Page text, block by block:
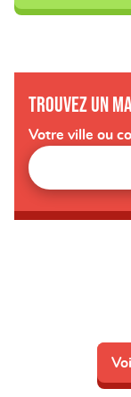
Trouvez un
Votre ville ou